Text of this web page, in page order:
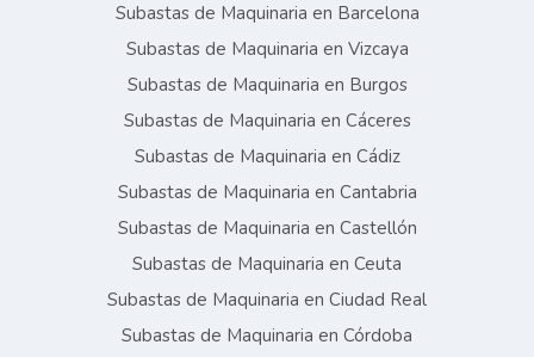
Subastas de Maquinaria en Barcelona
Subastas de Maquinaria en Vizcaya
Subastas de Maquinaria en Burgos
Subastas de Maquinaria en Cáceres
Subastas de Maquinaria en Cádiz
Subastas de Maquinaria en Cantabria
Subastas de Maquinaria en Castellón
Subastas de Maquinaria en Ceuta
Subastas de Maquinaria en Ciudad Real
Subastas de Maquinaria en Córdoba